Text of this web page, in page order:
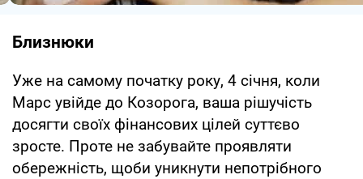
Близнюки
Уже на самому початку року, 4 січня, коли
Марс увійде до Козорога, ваша рішучість
досягти своїх фінансових цілей суттєво
зросте. Проте не забувайте проявляти
обережність, щоби уникнути непотрібного